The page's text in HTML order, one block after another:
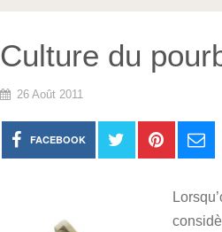
Culture du
26 Août 2011
FACEBOOK